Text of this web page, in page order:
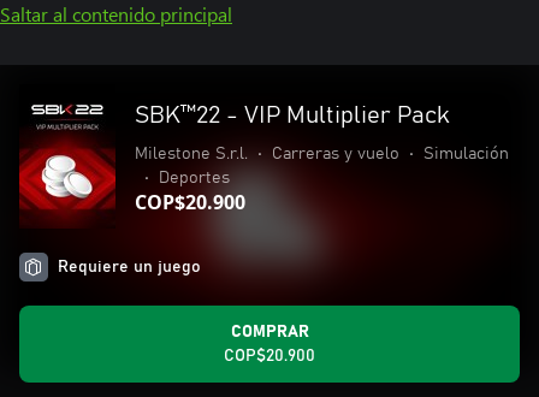
Saltar al contenido principal
SBK™22 - VIP Multiplier Pack
Milestone S.r.l. • Carreras y vuelo •
Simulación
•
Deportes
COP$20.900
Requiere un juego
COMPRAR
COP$20.900